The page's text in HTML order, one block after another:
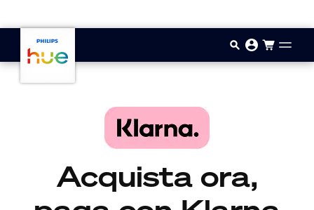
Acquista ora,